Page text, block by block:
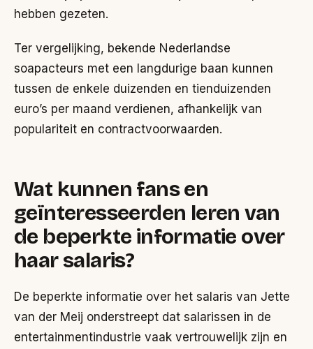
hebben gezeten.
Ter vergelijking, bekende Nederlandse
soapacteurs met een langdurige baan kunnen
tussen de enkele duizenden en tienduizenden
euro’s per maand verdienen, afhankelijk van
populariteit en contractvoorwaarden.
Wat kunnen fans en
geïnteresseerden leren van
de beperkte informatie over
haar salaris?
De beperkte informatie over het salaris van Jette
van der Meij onderstreept dat salarissen in de
entertainmentindustrie vaak vertrouwelijk zijn en